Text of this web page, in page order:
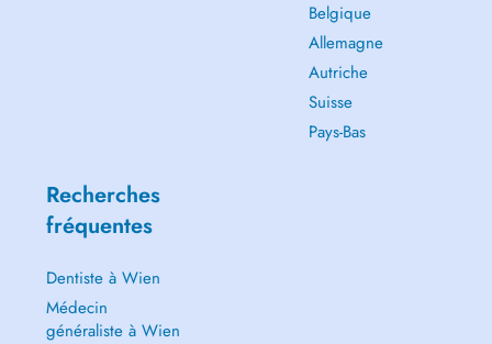
Belgique
Allemagne
Autriche
Suisse
Pays-Bas
Recherches
fréquentes
Dentiste à Wien
Médecin
généraliste à Wien